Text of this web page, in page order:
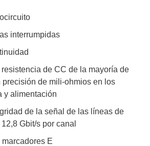
interrumpidas
de CC de la mayoría de
precisión de mili-ohmios en los
y alimentación
de la señal de las líneas de
Gbit/s por canal
E